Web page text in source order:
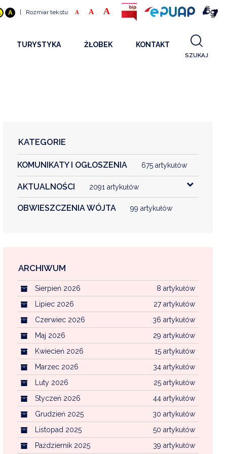
A | Rozmiar tekstu: A A A
EKOINTERWENCJA
WFOŚ CZYSTE POWIETRZE
CENTRALNA EWIDENCJA EMISYJNOŚCI
KOMUNALNYMI
TURYSTYKA ŻŁOBEK
KONTAKT
KONTAKT
SZUKAJ
KATEGORIE
KOMUNIKATY I OGŁOSZENIA 675 artykułów
AKTUALNOŚCI 2091 artykułów
OBWIESZCZENIA WÓJTA 99 artykułów
ARCHIWUM
8 artykułów
Sierpień 2026
27 artykułów
Lipiec 2026
36 artykułów
Czerwiec 2026
29 artykułów
Maj 2026
15 artykułów
Kwiecień 2026
34 artykułów
Marzec 2026
25 artykułów
Luty 2026
44 artykułów
Styczeń 2026
30 artykułów
Grudzień 2025
50 artykułów
Listopad 2025
39 artykułów
Październik 2025